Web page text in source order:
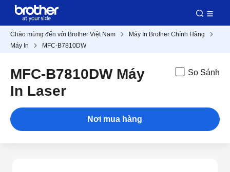
Chào mừng đến với Brother Việt Nam
Máy In Brother Chính Hãng
Máy In
MFC-B7810DW
MFC-B7810DW Máy
In Laser
So Sánh
Nơi mua hàng